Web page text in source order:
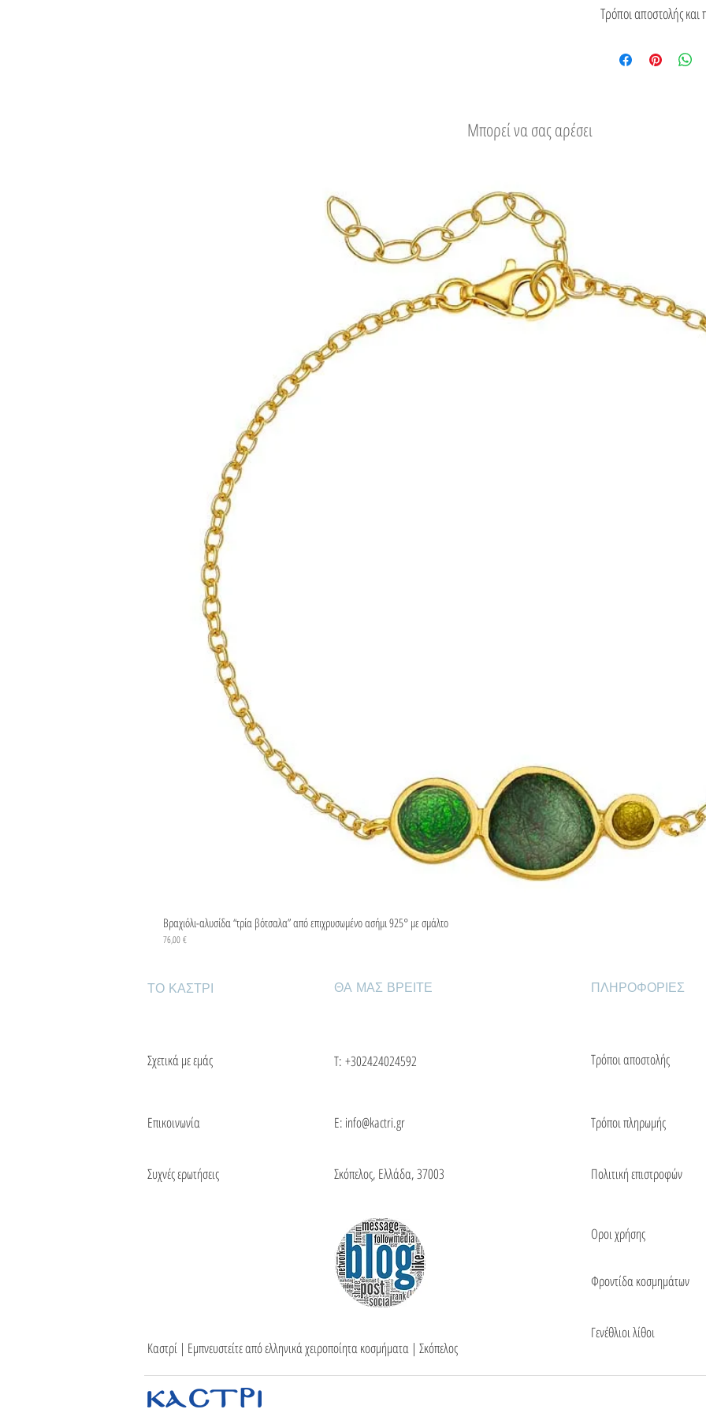
από πιστοποιητικό για
Τρόποι αποστολής και
Εύκολη επιστροφή
Μπορεί να σας αρέσει
Βραχιόλι-αλυσίδα “τρία βότσαλα” από επιχρυσωμένο ασήμι 925° με σμάλτο
Τιμή
76,00 €
ΤΟ ΚΑΣΤΡΙ
Σχετικά με εμάς
Επικοινωνία
Συχνές ερωτήσεις
ΘΑ ΜΑΣ ΒΡΕΙΤΕ
Τ: +302424024592
Ε: info@kactri.gr
Σκόπελος, Ελλάδα, 37003
ΠΛΗΡΟΦΟΡΙΕΣ
Τρόποι αποστολής
Τρόποι πληρωμής
Πολιτική επιστροφών
Οροι χρήσης
Φροντίδα κοσμημάτων
Γενέθλιοι λίθοι
Καστρί | Εμπνευστείτε από ελληνικά χειροποίητα κοσμήματα | Σκόπελος